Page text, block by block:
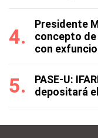
Presidente
concepto
con
PASE-U:
depositará